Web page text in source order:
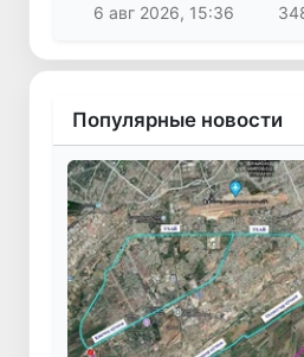
6 авг 2026, 15:36
Популярные новости